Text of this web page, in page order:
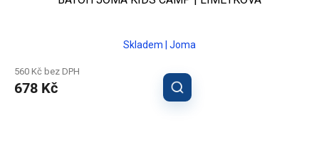
Skladem | Joma
560 Kč bez DPH
678 Kč